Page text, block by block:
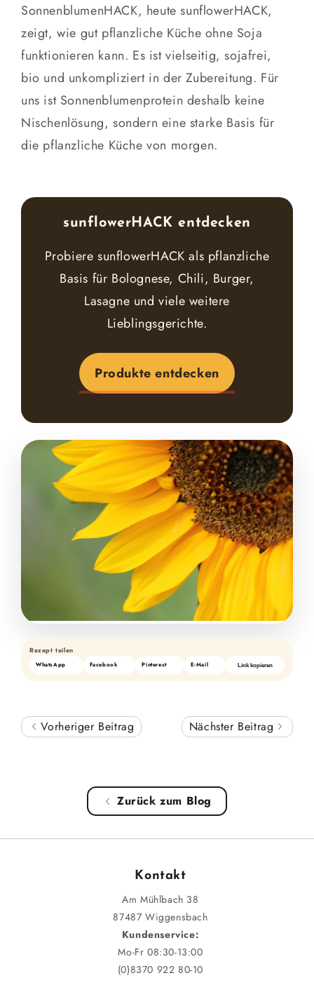
SonnenblumenHACK, heute sunflowerHACK,
zeigt, wie gut pflanzliche Küche ohne Soja
funktionieren kann. Es ist vielseitig, sojafrei,
bio und unkompliziert in der Zubereitung. Für
uns ist Sonnenblumenprotein deshalb keine
Nischenlösung, sondern eine starke Basis für
die pflanzliche Küche von morgen.
sunflowerHACK entdecken
Probiere sunflowerHACK als pflanzliche
Basis für Bolognese, Chili, Burger,
Lasagne und viele weitere
Lieblingsgerichte.
Produkte entdecken
Rezept teilen
WhatsApp Facebook Pinterest E-Mail Link kopieren
Vorheriger Beitrag Nächster Beitrag
Zurück zum Blog
Kontakt
Am Mühlbach 38
87487 Wiggensbach
Kundenservice:
Mo-Fr 08:30-13:00
(0)8370 922 80-10